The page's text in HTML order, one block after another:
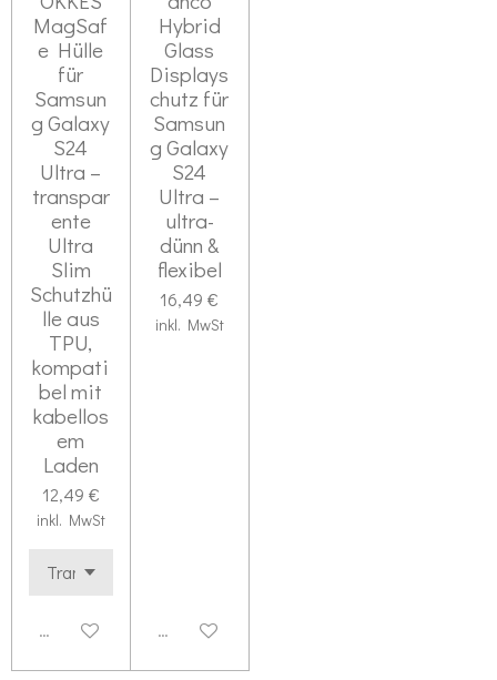
e
n
d
e
n
MagSaf
e Hülle
für
Samsun
g Galaxy
S24
Ultra –
transpar
ente
Ultra
Slim
Schutzhü
lle aus
TPU,
kompati
bel mit
kabellos
em
Laden
12,49 €
inkl. MwSt
Deaktiviert
Hybrid
Glass
Displays
chutz für
Samsun
g Galaxy
S24
Ultra –
ultra-
dünn &
flexibel
16,49 €
inkl. MwSt
Deaktiviert